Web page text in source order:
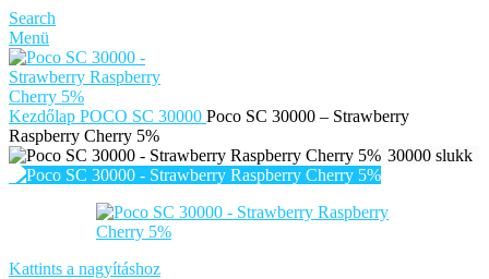
Search
Menü
Kezdőlap POCO SC 30000 Poco SC 30000 – Strawberry
Raspberry Cherry 5%
30000 slukk
Kattints a nagyításhoz